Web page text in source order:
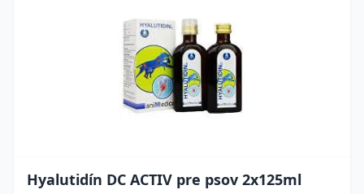
Hyalutidín DC ACTIV pre psov 2x125ml